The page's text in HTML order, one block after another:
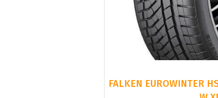
FALKEN EUROWINTER